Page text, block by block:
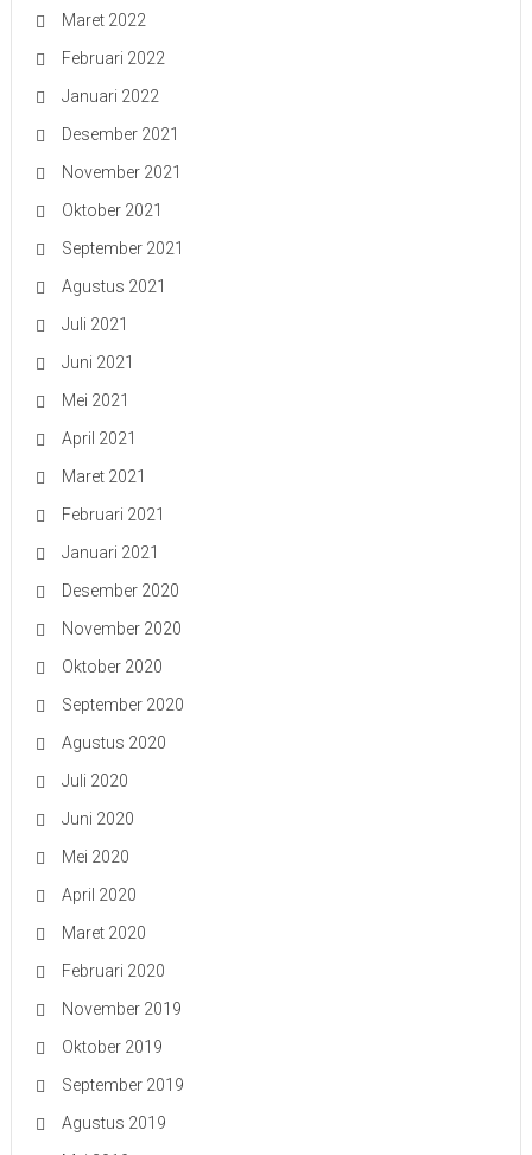
Maret 2022
Februari 2022
Januari 2022
Desember 2021
November 2021
Oktober 2021
September 2021
Agustus 2021
Juli 2021
Juni 2021
Mei 2021
April 2021
Maret 2021
Februari 2021
Januari 2021
Desember 2020
November 2020
Oktober 2020
September 2020
Agustus 2020
Juli 2020
Juni 2020
Mei 2020
April 2020
Maret 2020
Februari 2020
November 2019
Oktober 2019
September 2019
Agustus 2019